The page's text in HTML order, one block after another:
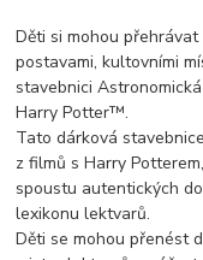
Děti si mohou
postavami, kultovními
stavebnici
Harry Potter™.
Tato dárková
z filmů s Harry
spoustu autentických
lexikonu lektvarů.
Děti se mohou přenést